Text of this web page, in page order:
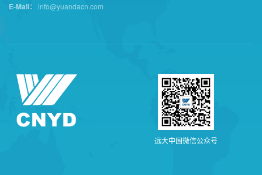
E-Mail： info@yuandacn.com
远大中 国微信公众号